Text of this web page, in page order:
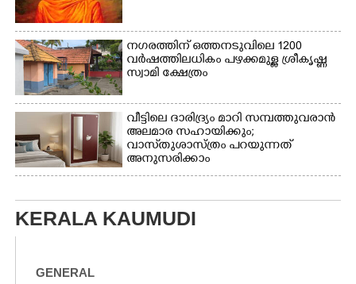
ജേക്കബ് സമീപം
നഗരത്തിന് ഒത്തനടുവിലെ 1200
വർഷത്തിലധികം പഴക്കമുള്ള ശ്രീകൃഷ്ണ
സ്വാമി ക്ഷേത്രം
വീട്ടിലെ ദാരിദ്ര്യം മാറി സമ്പത്തുവരാൻ
അലമാര സഹായിക്കും;
വാസ്‌തുശാസ്ത്രം പറയുന്നത്
അനുസരിക്കാം
KERALA KAUMUDI
GENERAL